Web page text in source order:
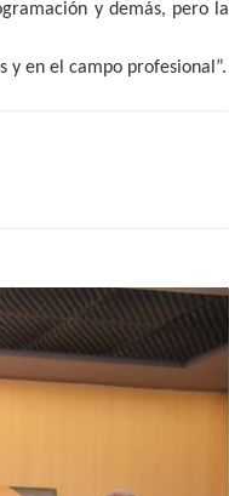
y demás, pero la
y en el campo profesional”.